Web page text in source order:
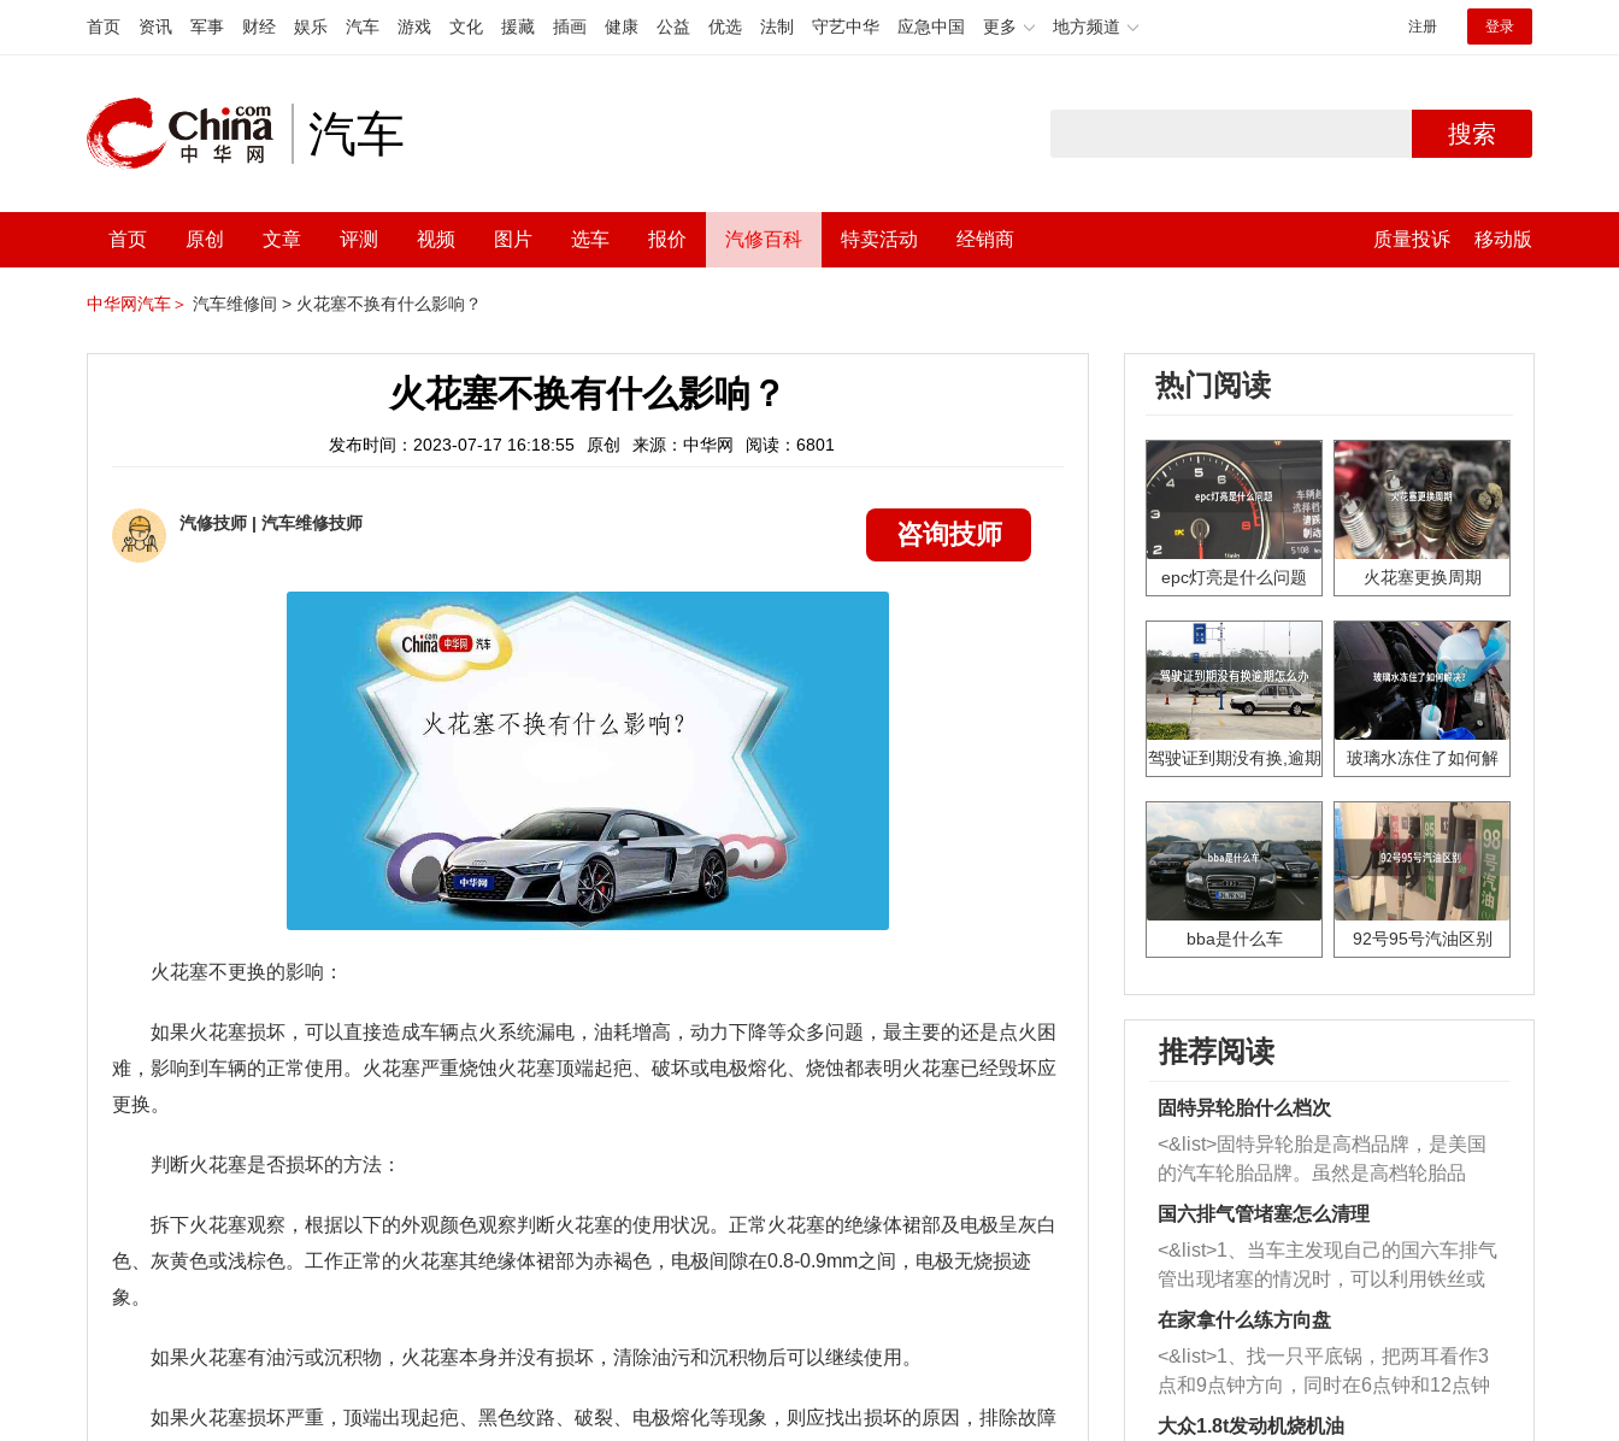
首页 资讯 军事 财经 娱乐 汽车 游戏 文化 援藏 插画 健康 公益 优选 法制 守艺中华 应急中国 更多 地方频道 注册 登录
汽车 搜索
首页 原创 文章 评测 视频 图片 选车 报价 汽修百科 特卖活动 经销商 质量投诉 移动版
中华网汽车＞ 汽车维修间 > 火花塞不换有什么影响？
火花塞不换有什么影响？
发布时间：2023-07-17 16:18:55 原创 来源：中华网 阅读：6801
汽修技师 | 汽车维修技师 咨询技师
火花塞不更换的影响：
如果火花塞损坏，可以直接造成车辆点火系统漏电，油耗增高，动力下降等众多问题，最主要的还是点火困
难，影响到车辆的正常使用。火花塞严重烧蚀火花塞顶端起疤、破坏或电极熔化、烧蚀都表明火花塞已经毁坏应
更换。
判断火花塞是否损坏的方法：
拆下火花塞观察，根据以下的外观颜色观察判断火花塞的使用状况。正常火花塞的绝缘体裙部及电极呈灰白
色、灰黄色或浅棕色。工作正常的火花塞其绝缘体裙部为赤褐色，电极间隙在0.8-0.9mm之间，电极无烧损迹
象。
如果火花塞有油污或沉积物，火花塞本身并没有损坏，清除油污和沉积物后可以继续使用。
如果火花塞损坏严重，顶端出现起疤、黑色纹路、破裂、电极熔化等现象，则应找出损坏的原因，排除故障
热门阅读
epc灯亮是什么问题 火花塞更换周期
驾驶证到期没有换,逾期
玻璃水冻住了如何解
bba是什么车 92号95号汽油区别
推荐阅读
固特异轮胎什么档次
<&list>固特异轮胎是高档品牌，是美国
的汽车轮胎品牌。虽然是高档轮胎品
牌，但是中高低端的轮胎都有生产，这
也是为了更好的开拓市场。
国六排气管堵塞怎么清理
<&list>1、当车主发现自己的国六车排气
管出现堵塞的情况时，可以利用铁丝或
者是细棍，直接将杂物给取出来，如果
堵塞情况比较严重，也可以采取应急措
施。 <&list>2、直接利用木棍将所有的
杂物推到排气管里面的位置处，然后将
三元催化器拆解开，就可以将堵塞的东
在家拿什么练方向盘
<&list>1、找一只平底锅，把两耳看作3
点和9点钟方向，同时在6点钟和12点钟
方向做一个标记。 <&list>2、双手握住
大众1.8t发动机烧机油